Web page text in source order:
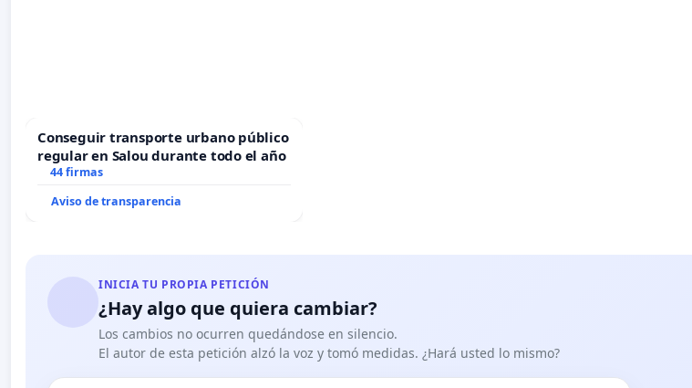
Conseguir transporte urbano público
regular en Salou durante todo el año
44 firmas
Aviso de transparencia
INICIA TU PROPIA PETICIÓN
¿Hay algo que quiera cambiar?
Los cambios no ocurren quedándose en silencio.
El autor de esta petición alzó la voz y tomó medidas. ¿Hará usted lo mismo?